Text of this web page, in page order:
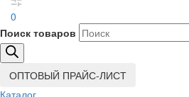
0
Поиск товаров
ОПТОВЫЙ ПРАЙС-ЛИСТ